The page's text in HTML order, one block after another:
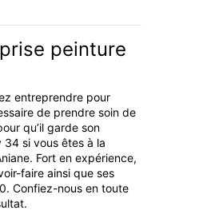
peinture
entreprendre pour
de prendre soin de
qu’il garde son
si vous êtes à la
Fort en expérience,
faire ainsi que ses
Confiez-nous en toute